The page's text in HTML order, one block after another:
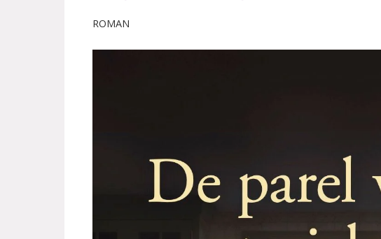
ROMAN